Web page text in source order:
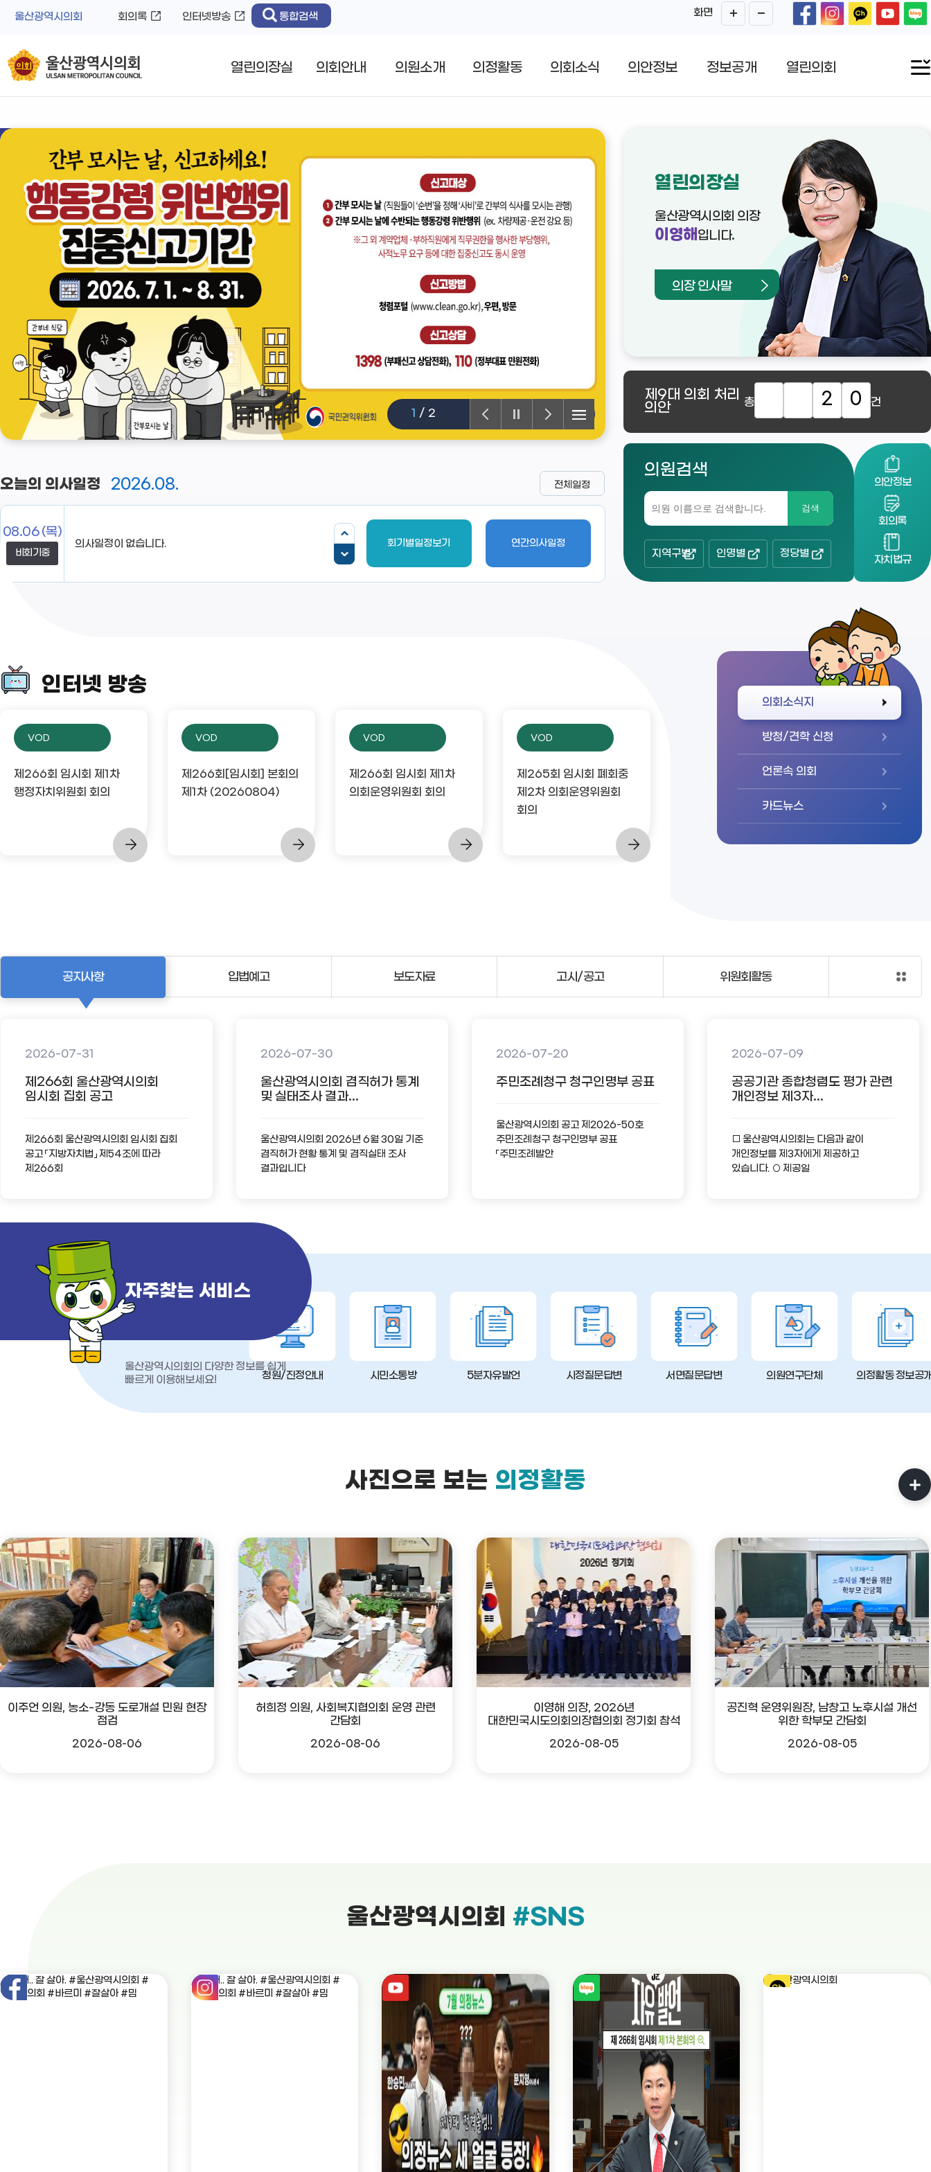
울산광역시의회 회의록 인터넷방송 통합검색 화면
열린의장실 의회안내 의원소개 의정활동 의회소식 의안정보 정보공개 열린의회
1 / 2
열린의장실
울산광역시의회 의장
이영해 입니다.
의장 인사말
제9대 의회 처리
의안 총 2 0 건
오늘의 의사일정 2026.08.
08.06 (목)
비회기중
회기별일정보기 연간의사일정
전체일정
의원검색
검색
지역구별 인명별 정당별
의안정보
회의록
자치법규
인터넷 방송
VOD
제266회 임시회 제1차
행정자치위원회 회의
VOD
제266회[임시회] 본회의
제1차 (20260804)
VOD
제266회 임시회 제1차
의회운영위원회 회의
VOD
제265회 임시회 폐회중
제2차 의회운영위원회
회의
의회소식지
방청/견학 신청
언론속 의회
카드뉴스
공지사항
2026-07-31
제266회 울산광역시의회
임시회 집회 공고
제266회 울산광역시의회 임시회 집회
공고 「지방자치법」 제54조에 따라
제266회
2026-07-30
울산광역시의회 겸직허가 통계
및 실태조사 결과...
울산광역시의회 2026년 6월 30일 기준
겸직허가 현황 통계 및 겸직실태 조사
결과입니다
2026-07-20
주민조례청구 청구인명부 공표
울산광역시의회 공고 제2026-50호
주민조례청구 청구인명부 공표
「주민조례발안
2026-07-09
공공기관 종합청렴도 평가 관련
개인정보 제3자...
□ 울산광역시의회는 다음과 같이
개인정보를 제3자에게 제공하고
있습니다. ○ 제공일
입법예고 보도자료 고시/공고 위원회활동
자주찾는 서비스
울산광역시의회의 다양한 정보를 쉽게
빠르게 이용해보세요!
청원/진정안내 시민소통방 5분자유발언 시정질문답변 서면질문답변 의원연구단체 의정활동 정보공
사진으로 보는 의정활동
이주언 의원, 농소-강동 도로개설 민원 현장
점검
2026-08-06
허희정 의원, 사회복지협의회 운영 관련
간담회
2026-08-06
이영해 의장, 2026년
대한민국시도의회의장협의회 정기회 참석
2026-08-05
공진혁 운영위원장, 남창고 노후시설 개선
위한 학부모 간담회
2026-08-05
울산광역시의회 #SNS